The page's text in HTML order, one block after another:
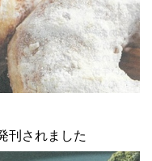
されました